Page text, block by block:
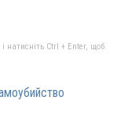
натисніть Ctrl + Enter, щоб